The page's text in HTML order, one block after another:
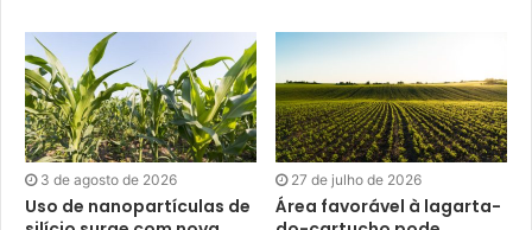
3 de agosto de 2026
Uso de nanopartículas de
27 de julho de 2026
Área favorável à lagarta-